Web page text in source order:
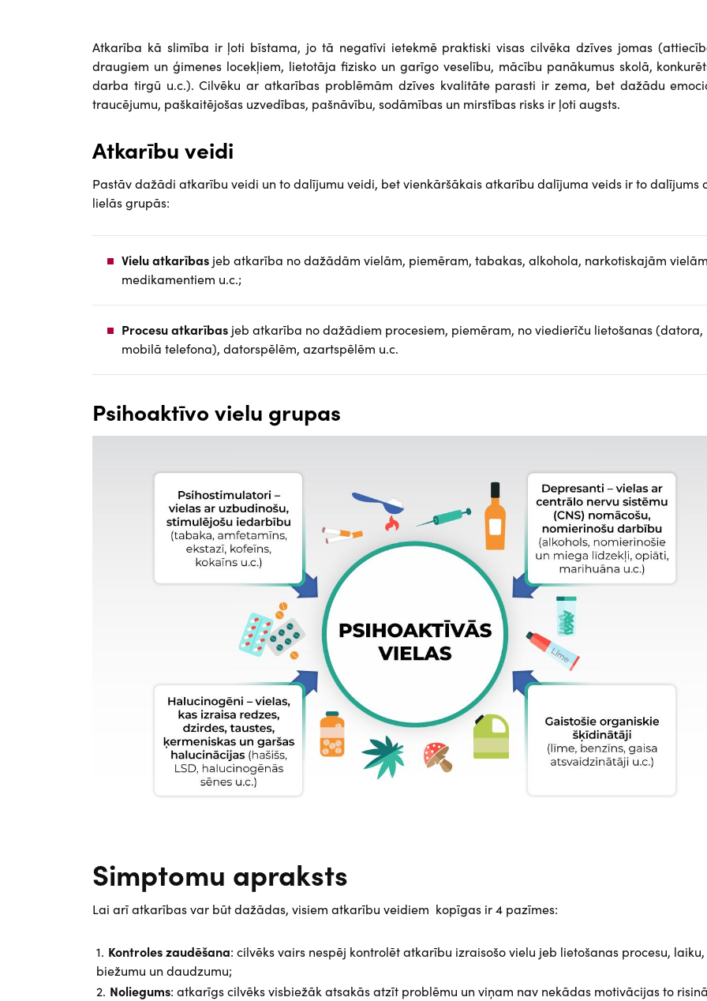
Atkarība kā slimība ir ļoti bīstama, jo tā negatīvi ietekmē praktiski visas cilvēka dzīves jomas
draugiem un ģimenes locekļiem, lietotāja fizisko un garīgo veselību, mācību panākumus skolā,
darba tirgū u.c.). Cilvēku ar atkarības problēmām dzīves kvalitāte parasti ir zema, bet dažādu
traucējumu, paškaitējošas uzvedības, pašnāvību, sodāmības un mirstības risks ir ļoti augsts.
Atkarību veidi
Pastāv dažādi atkarību veidi un to dalījumu veidi, bet vienkāršākais atkarību dalījuma veids ir to dalījums
lielās grupās:
Vielu atkarības jeb atkarība no dažādām vielām, piemēram, tabakas, alkohola, narkotiskajām
medikamentiem u.c.;
Procesu atkarības jeb atkarība no dažādiem procesiem, piemēram, no viedierīču lietošanas (datora,
mobilā telefona), datorspēlēm, azartspēlēm u.c.
Psihoaktīvo vielu grupas
Simptomu apraksts
Lai arī atkarības var būt dažādas, visiem atkarību veidiem kopīgas ir 4 pazīmes:
Kontroles zaudēšana: cilvēks vairs nespēj kontrolēt atkarību izraisošo vielu jeb lietošanas procesu, laiku,
biežumu un daudzumu;
Noliegums: atkarīgs cilvēks visbiežāk atsakās atzīt problēmu un viņam nav nekādas motivācijas to